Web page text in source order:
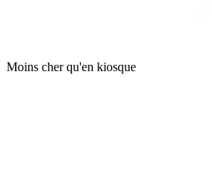
Moins cher qu'en kiosque